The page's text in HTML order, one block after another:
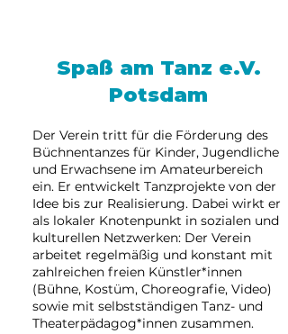
Spaß am Tanz e.V.
Potsdam
Der Verein tritt für die Förderung des
Büchnentanzes für Kinder, Jugendliche
und Erwachsene im Amateurbereich
ein. Er entwickelt Tanzprojekte von der
Idee bis zur Realisierung. Dabei wirkt er
als lokaler Knotenpunkt in sozialen und
kulturellen Netzwerken: Der Verein
arbeitet regelmäßig und konstant mit
zahlreichen freien Künstler*innen
(Bühne, Kostüm, Choreografie, Video)
sowie mit selbstständigen Tanz- und
Theaterpädagog*innen zusammen.